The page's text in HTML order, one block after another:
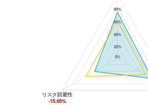
80%
60%
40%
20%
0%
リスク回避性
-15.65%